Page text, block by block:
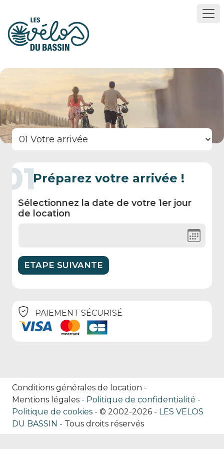
01Préparez votre arrivée !
Sélectionnez la date de votre 1er jour
de location
PAIEMENT SÉCURISÉ
Conditions générales de location -
Mentions légales
Politique de confidentialité
Politique de cookies - © 2002-2026 - LES VELOS
DU BASSIN - Tous droits réservés